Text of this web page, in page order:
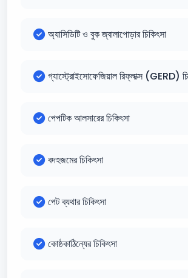
অ্যাসিডিটি ও বুক জ্বালাপোড়ার চিকিৎসা
গ্যাস্ট্রোইসোফেজিয়াল রিফ্লাক্স (GERD)
পেপটিক আলসারের চিকিৎসা
বদহজমের চিকিৎসা
পেট ব্যথার চিকিৎসা
কোষ্ঠকাঠিন্যের চিকিৎসা